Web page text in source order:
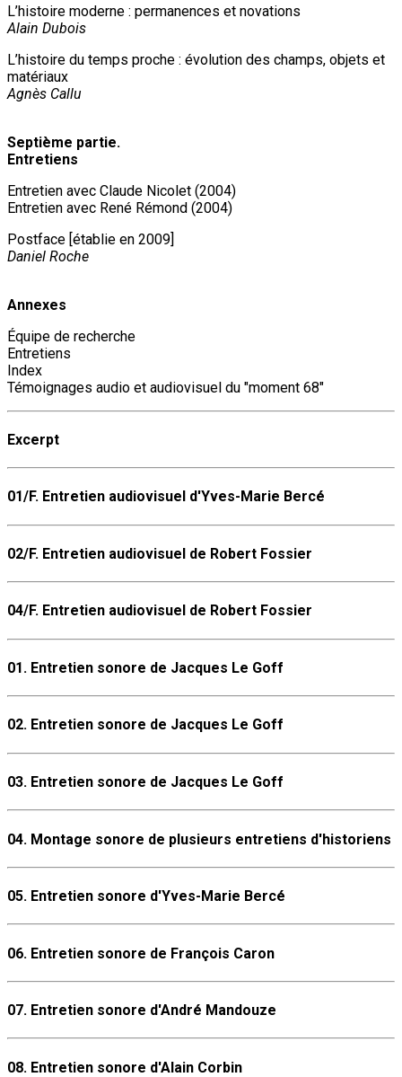
L’histoire moderne : permanences et novations
Alain Dubois
L’histoire du temps proche : évolution des champs, objets et
matériaux
Agnès Callu
Septième partie.
Entretiens
Entretien avec Claude Nicolet (2004)
Entretien avec René Rémond (2004)
Postface [établie en 2009]
Daniel Roche
Annexes
Équipe de recherche
Entretiens
Index
Témoignages audio et audiovisuel du "moment 68"
Excerpt
01/F. Entretien audiovisuel d'Yves-Marie Bercé
02/F. Entretien audiovisuel de Robert Fossier
04/F. Entretien audiovisuel de Robert Fossier
01. Entretien sonore de Jacques Le Goff
02. Entretien sonore de Jacques Le Goff
03. Entretien sonore de Jacques Le Goff
04. Montage sonore de plusieurs entretiens d'historiens
05. Entretien sonore d'Yves-Marie Bercé
06. Entretien sonore de François Caron
07. Entretien sonore d'André Mandouze
08. Entretien sonore d'Alain Corbin